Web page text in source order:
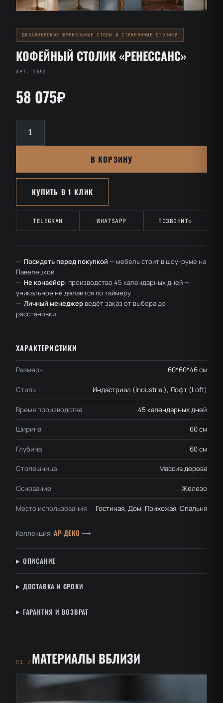
ДИЗАЙНЕРСКИЕ ЖУРНАЛЬНЫЕ СТОЛЫ И СТЕКЛЯННЫЕ СТОЛИКИ
КОФЕЙНЫЙ СТОЛИК «РЕНЕССАНС»
АРТ. 2652
58 075₽
товара
«Ренессанс»
В КОРЗИНУ
КУПИТЬ В 1 КЛИК
TELEGRAM WHATSAPP ПОЗВОНИТЬ
— Посидеть перед покупкой — мебель стоит в шоу-руме на
Павелецкой
— Не конвейер: производство 45 календарных дней —
уникальное не делается по таймеру
— Личный менеджер ведёт заказ от выбора до
расстановки
ХАРАКТЕРИСТИКИ
Размеры 60*60*46 см
Стиль Индастриал (Industrial), Лофт (Loft)
Время производства 45 календарных дней
Ширина 60 см
Глубина 60 см
Столешница Массив дерева
Основание Железо
Место использования Гостиная, Дом, Прихожая, Спальня
Коллекция: АР-ДЕКО ⟶
ОПИСАНИЕ
ДОСТАВКА И СРОКИ
ГАРАНТИЯ И ВОЗВРАТ
01 / МАТЕРИАЛЫ ВБЛИЗИ